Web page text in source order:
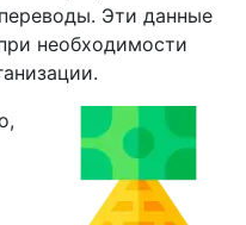
Эти данные
необходимости